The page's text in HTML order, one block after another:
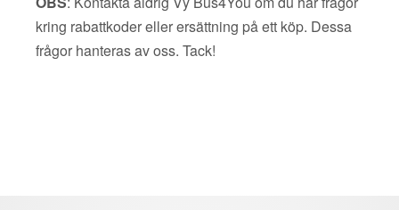
kring rabattkoder eller ersättning på ett köp. Dessa
frågor hanteras av oss. Tack!